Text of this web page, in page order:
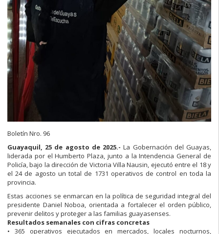
Boletín Nro. 96
Guayaquil, 25 de agosto de 2025.- La Gobernación del Guayas,
liderada por el Humberto Plaza, junto a la Intendencia General de
Policía, bajo la dirección de Victoria Villa Nausin, ejecutó entre el 18 y
el 24 de agosto un total de 1731 operativos de control en toda la
provincia.
Estas acciones se enmarcan en la política de seguridad integral del
presidente Daniel Noboa, orientada a fortalecer el orden público,
prevenir delitos y proteger a las familias guayasenses.
Resultados semanales con cifras concretas
• 365 operativos ejecutados en mercados, locales nocturnos,